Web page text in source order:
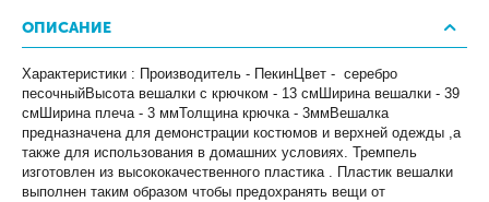
ОПИСАНИЕ
Характеристики : Производитель - ПекинЦвет - серебро
песочныйВысота вешалки с крючком - 13 смШирина вешалки - 39
смШирина плеча - 3 ммТолщина крючка - 3ммВешалка
предназначена для демонстрации костюмов и верхней одежды ,а
также для использования в домашних условиях. Тремпель
изготовлен из высококачественного пластика . Пластик вешалки
выполнен таким образом чтобы предохранять вещи от